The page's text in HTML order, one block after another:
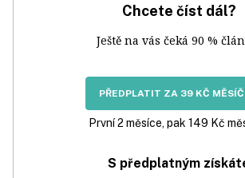
Chcete číst dál?
Ještě na vás čeká 90 %
PŘEDPLATIT ZA 39 KČ
První 2 měsíce, pak 149 Kč
S předplatným